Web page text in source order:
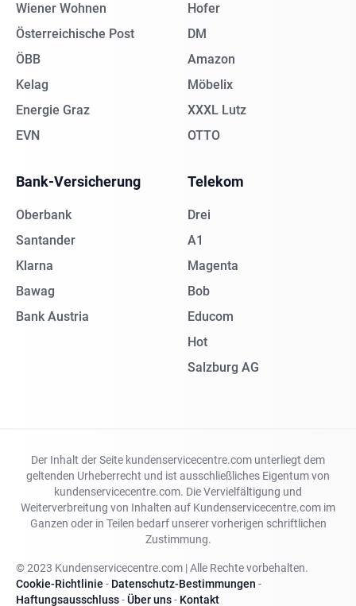
Wiener Wohnen
Österreichische Post
ÖBB
Kelag
Energie Graz
EVN
Hofer
DM
Amazon
Möbelix
XXXL Lutz
OTTO
Bank-Versicherung
Oberbank
Santander
Klarna
Bawag
Bank Austria
Telekom
Drei
A1
Magenta
Bob
Educom
Hot
Salzburg AG
Der Inhalt der Seite kundenservicecentre.com unterliegt dem
geltenden Urheberrecht und ist ausschließliches Eigentum von
kundenservicecentre.com. Die Vervielfältigung und
Weiterverbreitung von Inhalten auf Kundenservicecentre.com im
Ganzen oder in Teilen bedarf unserer vorherigen schriftlichen
Zustimmung.
© 2023 Kundenservicecentre.com | Alle Rechte vorbehalten.
Cookie-Richtlinie - Datenschutz-Bestimmungen -
Haftungsausschluss-Über uns- Kontakt